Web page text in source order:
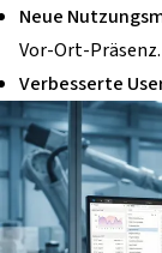
Neue
Vor-Ort-Präsenz.
Verbesserte